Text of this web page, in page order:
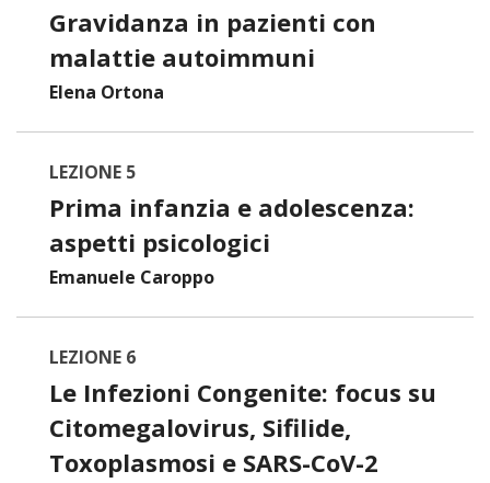
Gravidanza in pazienti con
malattie autoimmuni
Elena Ortona
LEZIONE 5
Prima infanzia e adolescenza:
aspetti psicologici
Emanuele Caroppo
LEZIONE 6
Le Infezioni Congenite: focus su
Citomegalovirus, Sifilide,
Toxoplasmosi e SARS-CoV-2